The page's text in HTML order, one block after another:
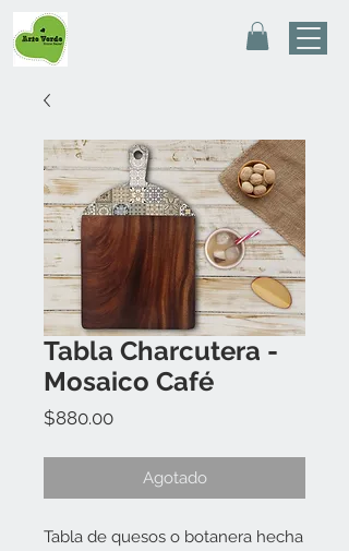
Tabla Charcutera -
Mosaico Café
$880.00Precio
Agotado
Tabla de quesos o botanera hecha